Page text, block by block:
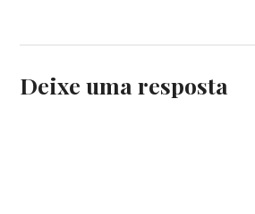
Deixe uma resposta